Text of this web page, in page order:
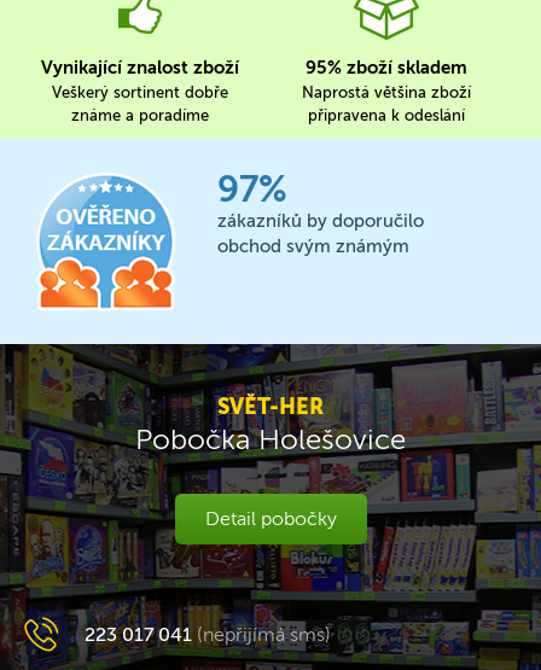
Vynikající znalost zboží
Veškerý sortinent dobře
známe a poradíme
95% zboží skladem
Naprostá většina zboží
připravena k odeslání
97%
zákazníků by doporučilo
obchod svým známým
SVĚT-HER
Pobočka Holešovice
Detail pobočky
223 017 041 (nepřijímá sms)